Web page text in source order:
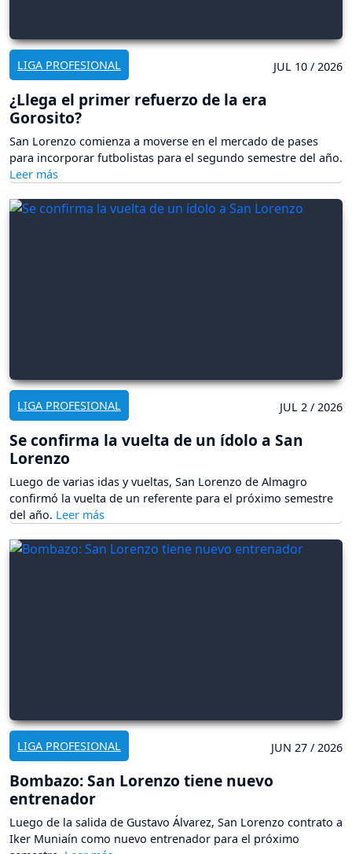
LIGA PROFESIONAL JUL 10 / 2026
¿Llega el primer refuerzo de la era
Gorosito?
San Lorenzo comienza a moverse en el mercado de pases
para incorporar futbolistas para el segundo semestre del año.
LIGA PROFESIONAL JUL 2 / 2026
Se confirma la vuelta de un ídolo a San
Lorenzo
Luego de varias idas y vueltas, San Lorenzo de Almagro
confirmó la vuelta de un referente para el próximo semestre
del año.
LIGA PROFESIONAL JUN 27 / 2026
Bombazo: San Lorenzo tiene nuevo
entrenador
Luego de la salida de Gustavo Álvarez, San Lorenzo contrato a
Iker Muniaín como nuevo entrenador para el próximo